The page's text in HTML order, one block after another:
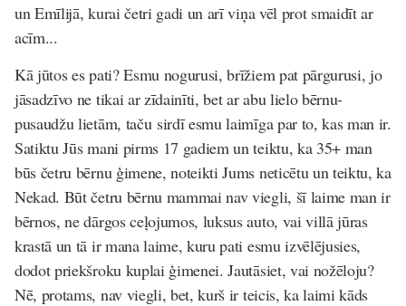
un Emīlijā, kurai četri gadi un arī viņa vēl prot smaidīt ar
acīm...
Kā jūtos es pati? Esmu nogurusi, brīžiem pat pārgurusi, jo
jāsadzīvo ne tikai ar zīdainīti, bet ar abu lielo bērnu-
pusaudžu lietām, taču sirdī esmu laimīga par to, kas man ir.
Satiktu Jūs mani pirms 17 gadiem un teiktu, ka 35+ man
būs četru bērnu ģimene, noteikti Jums neticētu un teiktu, ka
Nekad. Būt četru bērnu mammai nav viegli, šī laime man ir
bērnos, ne dārgos ceļojumos, luksus auto, vai villā jūras
krastā un tā ir mana laime, kuru pati esmu izvēlējusies,
dodot priekšroku kuplai ģimenei. Jautāsiet, vai nožēloju?
Nē, protams, nav viegli, bet, kurš ir teicis, ka laimi kāds